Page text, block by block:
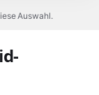
Auswahl.